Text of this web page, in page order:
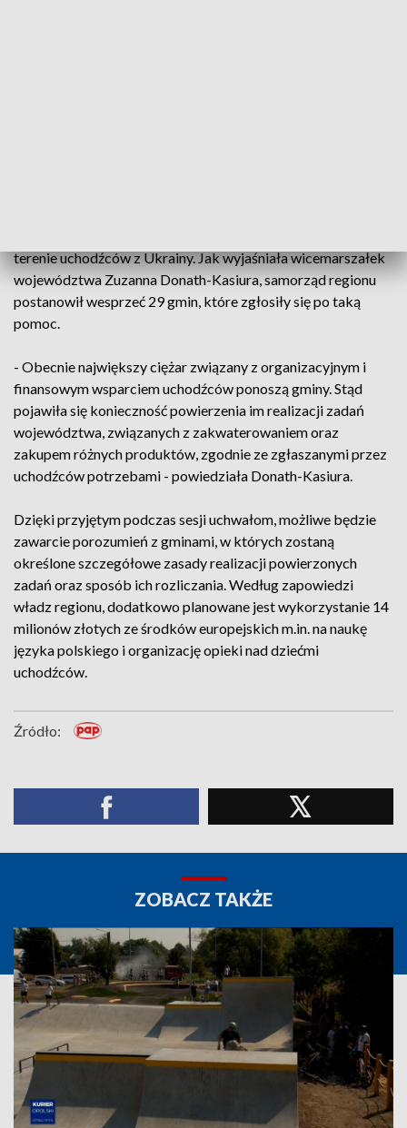
terenie uchodźców z Ukrainy. Jak wyjaśniała wicemarszałek
województwa Zuzanna Donath-Kasiura, samorząd regionu
postanowił wesprzeć 29 gmin, które zgłosiły się po taką
pomoc.
- Obecnie największy ciężar związany z organizacyjnym i
finansowym wsparciem uchodźców ponoszą gminy. Stąd
pojawiła się konieczność powierzenia im realizacji zadań
województwa, związanych z zakwaterowaniem oraz
zakupem różnych produktów, zgodnie ze zgłaszanymi przez
uchodźców potrzebami - powiedziała Donath-Kasiura.
Dzięki przyjętym podczas sesji uchwałom, możliwe będzie
zawarcie porozumień z gminami, w których zostaną
określone szczegółowe zasady realizacji powierzonych
zadań oraz sposób ich rozliczania. Według zapowiedzi
władz regionu, dodatkowo planowane jest wykorzystanie 14
milionów złotych ze środków europejskich m.in. na naukę
języka polskiego i organizację opieki nad dziećmi
uchodźców.
Źródło:
ZOBACZ TAKŻE